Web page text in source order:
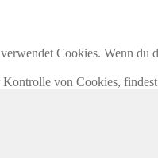
Cookies. Wenn
von Cookies,